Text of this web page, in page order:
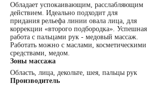
Обладает успокаивающим, расслабляющим
действием. Идеально подходит для
придания рельефа линии овала лица, для
коррекции «второго подбородка». Успешная
работа с пальцами рук - медовый массаж.
Работать можно с маслами, косметическими
средствами, медом.
Зоны массажа
Область, лица, декольте, шея, пальцы рук
Производитель